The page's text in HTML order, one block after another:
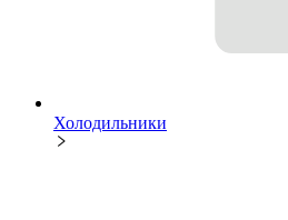
Холодильники